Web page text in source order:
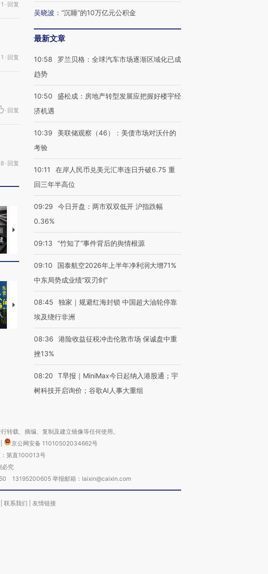
1 · 回复
1 · 回复
· 回复
8 · 回复
马航飞行员跨国走私7万
粒摇头丸 尿检体内含3种
泽连斯基密集出访美英 索
要防空导弹“救急”
【推广】走进第四届链博
会，让数智科技“链”接产
【商旅对话】华住集团
吴晓波 ： “沉睡”的10万亿元公积金
最新文章
10:58
罗兰贝格：全球汽车市场逐渐区域化已成
趋势
10:50
盛松成：房地产转型发展应把握好楼宇经
济机遇
10:39
美联储观察（46）：美债市场对沃什的
考验
10:11
在岸人民币兑美元汇率连日升破6.75 重
回三年半高位
09:29
今日开盘：两市双双低开 沪指跌幅
0.36%
09:13 “竹知了”事件背后的舆情根源
09:10
国泰航空2026年上半年净利润大增71%
中东局势成业绩“双刃剑”
08:45
独家｜规避红海封锁 中国超大油轮停靠
埃及绕行非洲
08:36
港险收益征税冲击伦敦市场 保诚盘中重
挫13%
08:20
T早报｜MiniMax今日起纳入港股通；宇
树科技开启询价；谷歌AI人事大重组
转载、摘编、复制及建立镜像等任何使用。
京公网安备 11010502034662号
第直100013号
必究
13195200605 举报邮箱：laixin@caixin.com
联系我们 友情链接